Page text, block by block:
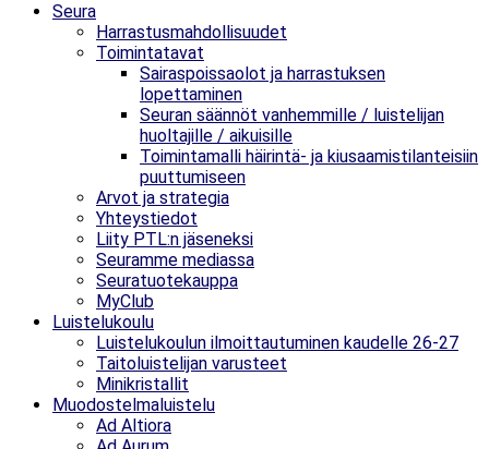
Seura
Harrastusmahdollisuudet
Toimintatavat
Sairaspoissaolot ja harrastuksen
lopettaminen
Seuran säännöt vanhemmille / luistelijan
huoltajille / aikuisille
Toimintamalli häirintä- ja kiusaamistilanteisiin
puuttumiseen
Arvot ja strategia
Yhteystiedot
Liity PTL:n jäseneksi
Seuramme mediassa
Seuratuotekauppa
MyClub
Luistelukoulu
Luistelukoulun ilmoittautuminen kaudelle 26-27
Taitoluistelijan varusteet
Minikristallit
Muodostelmaluistelu
Ad Altiora